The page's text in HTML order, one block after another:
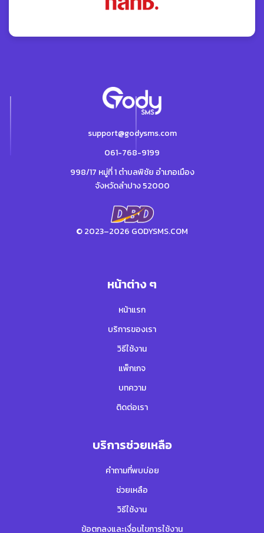
support@godysms.com
061-768-9199
998/17 หมู่ที่ 1 ตำบลพิชัย อำเภอเมือง
จังหวัดลำปาง 52000
© 2023–2026 GODYSMS.COM
หน้าต่าง ๆ
หน้าแรก
บริการของเรา
วิธีใช้งาน
แพ็กเกจ
บทความ
ติดต่อเรา
บริการช่วยเหลือ
คำถามที่พบบ่อย
ช่วยเหลือ
วิธีใช้งาน
ข้อตกลงและเงื่อนไขการใช้งาน